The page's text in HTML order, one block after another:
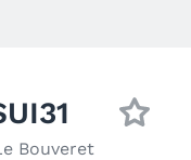
Bouveret